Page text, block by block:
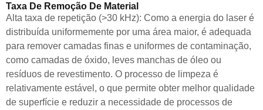
Taxa De Remoção De Material
Alta taxa de repetição (>30 kHz): Como a energia do laser é
distribuída uniformemente por uma área maior, é adequada
para remover camadas finas e uniformes de contaminação,
como camadas de óxido, leves manchas de óleo ou
resíduos de revestimento. O processo de limpeza é
relativamente estável, o que permite obter melhor qualidade
de superfície e reduzir a necessidade de processos de